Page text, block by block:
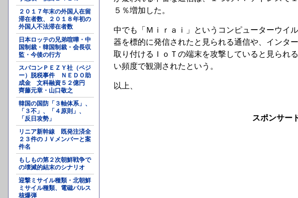
２０１７年末の外国人在留
滞在者数、２０１８年初の
外国人不法滞在者数
日本ロッテの兄弟喧嘩・中
国制裁・韓国制裁・会長収
監・今後の行方
スパコンＰＥＺＹ社（ペジ
ー）脱税事件 ＮＥＤＯ助
成金 文科融資５２億円
齊藤元章・山口敬之
韓国の国防「３軸体系」、
「３不」、「４原則」、
「反日攻勢」
リニア新幹線 既発注済全
２３件のＪＶメンバーと案
件名
もしもの第２次朝鮮戦争で
の壊滅的結末のシナリオ
迎撃ミサイル種類・北朝鮮
ミサイル種類、電磁パルス
核爆弾
５％増加した。
中でも「Ｍｉｒａｉ」というコンピューターウイ
器を標的に発信されたと見られる通信や、インタ
取り付けるＩｏＴの端末を攻撃していると見られ
い頻度で観測されたという。
以上、
スポンサー